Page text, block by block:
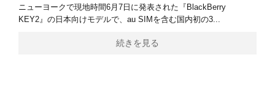
ニューヨークで現地時間6月7日に発表された『BlackBerry
KEY2』の日本向けモデルで、au SIMを含む国内初の3...
続きを見る